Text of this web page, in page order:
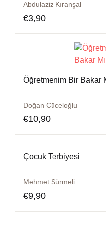
Abdulaziz Kıranşal
€3,90
Öğretmenim Bir Bakar
Doğan Cüceloğlu
€10,90
Çocuk Terbiyesi
Mehmet Sürmeli
€9,90